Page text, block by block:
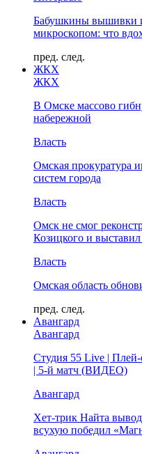
Бабушкины вышивки
микроскопом: что
пред. след.
ЖКХ
ЖКХ
В Омске массово
набережной
Власть
Омская прокуратура
систем города
Власть
Омск не смог
Козицкого и
Власть
Омская область
пред. след.
Авангард
Авангард
Студия 55 Live |
| 5-й матч (ВИДЕО)
Авангард
Хет-трик Найта
всухую победил